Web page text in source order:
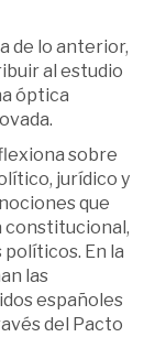
de lo anterior,
al estudio
óptica
sobre
jurídico y
que
constitucional,
En la
las
españoles
del Pacto